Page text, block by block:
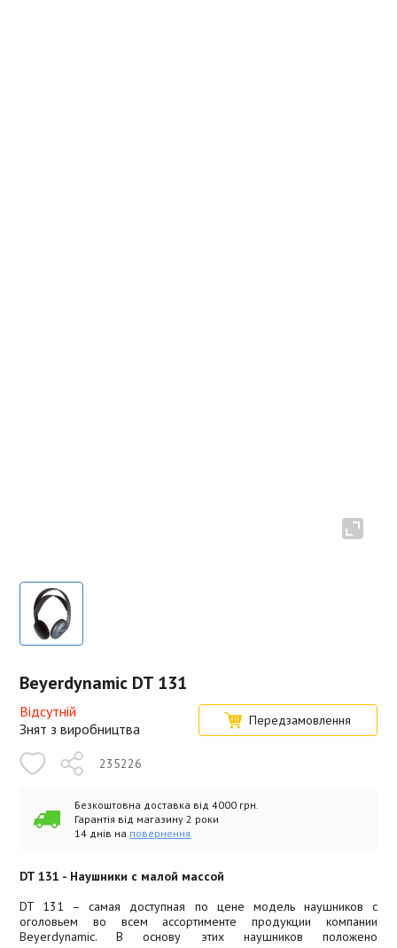
Beyerdynamic DT 131
Відсутній
Знят з виробництва
Передзамовлення
235226
Безкоштовна доставка від 4000 грн.
Гарантія від магазину 2 роки
14 днів на повернення
DT 131 - Наушники с малой массой
DT 131 – самая доступная по цене модель наушников с
оголовьем во всем ассортименте продукции компании
Beyerdynamic. В основу этих наушников положено